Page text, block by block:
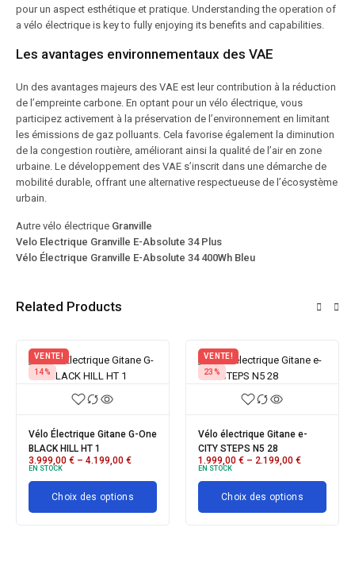
pour un aspect esthétique et pratique. Understanding the operation of
a vélo électrique is key to fully enjoying its benefits and capabilities.
Les avantages environnementaux des VAE
Un des avantages majeurs des VAE est leur contribution à la réduction
de l’empreinte carbone. En optant pour un vélo électrique, vous
participez activement à la préservation de l’environnement en limitant
les émissions de gaz polluants. Cela favorise également la diminution
de la congestion routière, améliorant ainsi la qualité de l’air en zone
urbaine. Le développement des VAE s’inscrit dans une démarche de
mobilité durable, offrant une alternative respectueuse de l’écosystème
urbain.
Autre vélo électrique Granville
Velo Electrique Granville E-Absolute 34 Plus
Vélo Électrique Granville E-Absolute 34 400Wh Bleu
Related Products
électrique Gitane e-
STEPS N5 28
€–2.199,00€
Choix des options
Vélo électrique FOCUS
AVENTURA² 6.7 2023
3.999,00€3.099,00 €
Choix des options